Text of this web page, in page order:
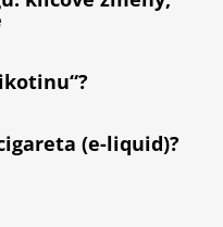
(e-liquid)?